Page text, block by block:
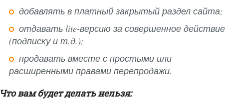
добавлять в платный закрытый раздел сайта;
отдавать lite-версию за совершенное действие
(подписку и т.д.);
продавать вместе с простыми или
расширенными правами перепродажи.
Что вам будет делать нельзя: